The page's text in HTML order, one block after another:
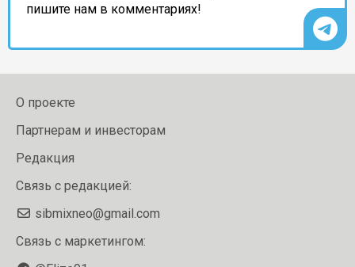
пишите нам в комментариях!
О проекте
Партнерам и инвесторам
Редакция
Связь с редакцией:
sibmixneo@gmail.com
Связь с маркетингом: